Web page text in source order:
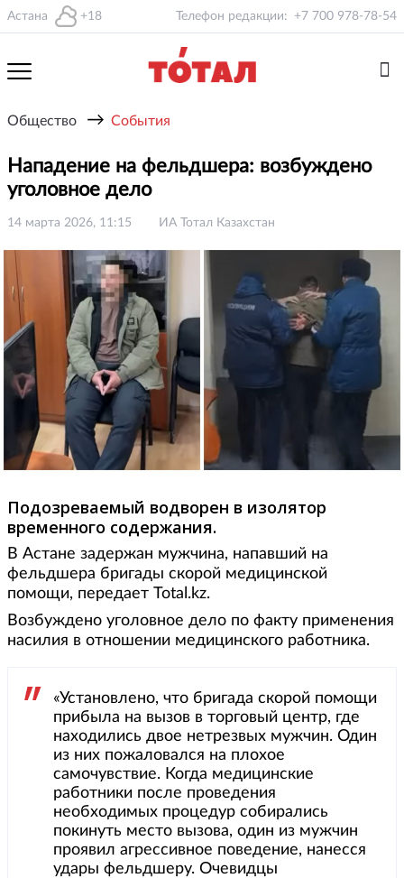
Астана +18 Телефон редакции: +7 700 978-78-54
Общество → События
Нападение на фельдшера: возбуждено
уголовное дело
14 марта 2026, 11:15 ИА Тотал Казахстан
Подозреваемый водворен в изолятор
временного содержания.
В Астане задержан мужчина, напавший на
фельдшера бригады скорой медицинской
помощи, передает Total.kz.
Возбуждено уголовное дело по факту применения
насилия в отношении медицинского работника.
«Установлено, что бригада скорой помощи
прибыла на вызов в торговый центр, где
находились двое нетрезвых мужчин. Один
из них пожаловался на плохое
самочувствие. Когда медицинские
работники после проведения
необходимых процедур собирались
покинуть место вызова, один из мужчин
проявил агрессивное поведение, нанесся
удары фельдшеру. Очевидцы